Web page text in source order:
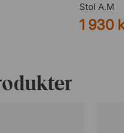
Stol A.M
1 930